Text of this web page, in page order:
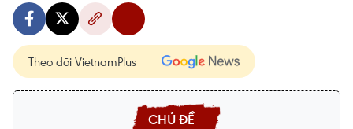
Theo dõi VietnamPlus